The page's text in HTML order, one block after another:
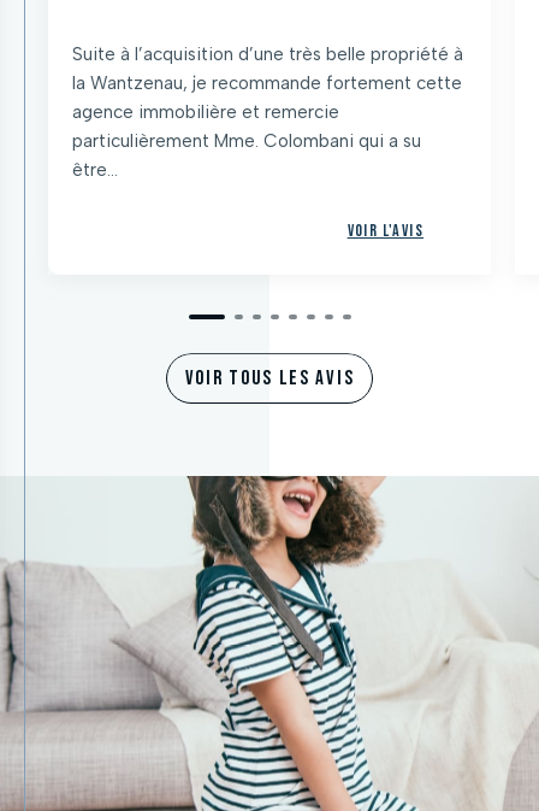
Suite à l’acquisition d’une très belle propriété à
la Wantzenau, je recommande fortement cette
agence immobilière et remercie
particulièrement Mme. Colombani qui a su
être...
Voir l'avis
VOIR TOUS LES AVIS